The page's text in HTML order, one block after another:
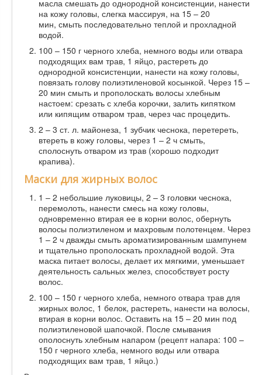
масла смешать до однородной консистенции, нанести
на кожу головы, слегка массируя, на 15 – 20
мин, смыть последовательно теплой и прохладной
водой.
100 – 150 г черного хлеба, немного воды или отвара
подходящих вам трав, 1 яйцо, растереть до
однородной консистенции, нанести на кожу головы,
повязать голову полиэтиленовой косынкой. Через 15 –
20 мин смыть и прополоскать волосы хлебным
настоем: срезать с хлеба корочки, залить кипятком
или кипящим отваром трав, через час процедить.
2 – 3 ст. л. майонеза, 1 зубчик чеснока, перетереть,
втереть в кожу головы, через 1 – 2 ч смыть,
сполоснуть отваром из трав (хорошо подходит
крапива).
Маски для жирных волос
1 – 2 небольшие луковицы, 2 – 3 головки чеснока,
перемолоть, нанести смесь на кожу головы,
одновременно втирая ее в корни волос, обернуть
волосы полиэтиленом и махровым полотенцем. Через
1 – 2 ч дважды смыть ароматизированным шампунем
и тщательно прополоскать прохладной водой. Эта
маска питает волосы, делает их мягкими, уменьшает
деятельность сальных желез, способствует росту
волос.
100 – 150 г черного хлеба, немного отвара трав для
жирных волос, 1 белок, растереть, нанести на волосы,
втирая в корни волос. Оставить на 15 – 20 мин под
полиэтиленовой шапочкой. После смывания
ополоснуть хлебным напаром (рецепт напара: 100 –
150 г черного хлеба, немного воды или отвара
подходящих вам трав, 1 яйцо.)